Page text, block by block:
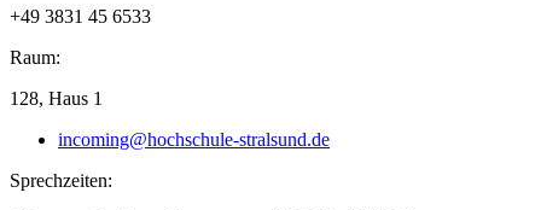
+49 3831 45 6533
Raum:
128, Haus 1
incoming@hochschule-stralsund.de
Sprechzeiten: